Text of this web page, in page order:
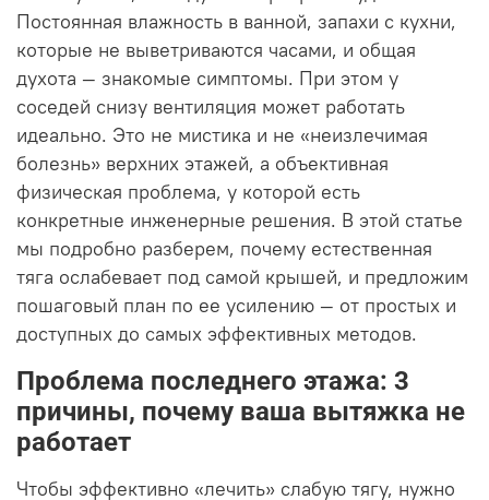
Постоянная влажность в ванной, запахи с кухни,
которые не выветриваются часами, и общая
духота — знакомые симптомы. При этом у
соседей снизу вентиляция может работать
идеально. Это не мистика и не «неизлечимая
болезнь» верхних этажей, а объективная
физическая проблема, у которой есть
конкретные инженерные решения. В этой статье
мы подробно разберем, почему естественная
тяга ослабевает под самой крышей, и предложим
пошаговый план по ее усилению — от простых и
доступных до самых эффективных методов.
Проблема последнего этажа: 3
причины, почему ваша вытяжка не
работает
Чтобы эффективно «лечить» слабую тягу, нужно